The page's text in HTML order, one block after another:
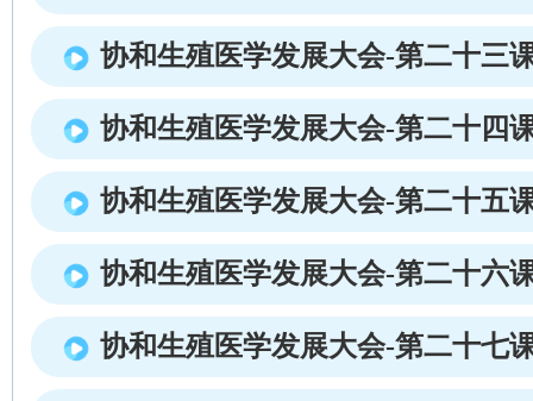
协和生殖医学发展大会-第二十三
协和生殖医学发展大会-第二十四
协和生殖医学发展大会-第二十五
协和生殖医学发展大会-第二十六
协和生殖医学发展大会-第二十七